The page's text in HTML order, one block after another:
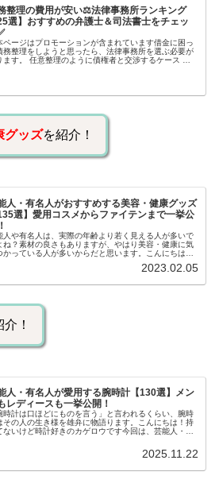
整理の費用が安い⚖️法律事務所ランキング
25選】おすすめの弁護士＆司法書士をチェッ
ージはプロモーションが含まれています借金に困っ
務整理をしようと思ったら、法律事務所を選ぶ必要が
ます。 任意整理のように債権者と交渉するケース 自
グッズを紹介！
人・有名人がおすすめする美容・健康グッズ
135選】愛用コスメからファイテンまで一挙公
人や有名人は、実際の年齢より若く見える人が多いで
ね？素材の良さもありますが、やはり美容・健康に気
かっている人が多いからだと思います。こんにちは！
のでしょうか？今回は、芸能人…
2023.02.05
！
人・有名人が愛用する腕時計【130選】メン
レディースも一挙公開！
時計は口ほどにものを言う」と言われるくらい、腕時
その人の生き様を雄弁に物語ります。こんにちは！持
ないけど時計好きのカゲロウです今回は、芸能人・有
2025.11.22